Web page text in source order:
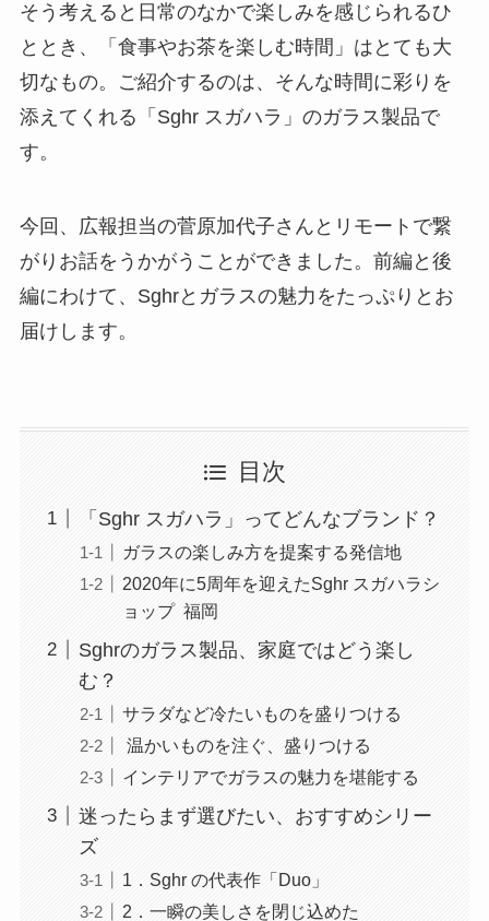
そう考えると日常のなかで楽しみを感じられるひ
ととき、「食事やお茶を楽しむ時間」はとても大
切なもの。ご紹介するのは、そんな時間に彩りを
添えてくれる「Sghr スガハラ」のガラス製品で
す。
今回、広報担当の菅原加代子さんとリモートで繋
がりお話をうかがうことができました。前編と後
編にわけて、Sghrとガラスの魅力をたっぷりとお
届けします。
目次
「Sghr スガハラ」ってどんなブランド？
ガラスの楽しみ方を提案する発信地
2020年に5周年を迎えたSghr スガハラシ
ョップ 福岡
Sghrのガラス製品、家庭ではどう楽し
む？
サラダなど冷たいものを盛りつける
温かいものを注ぐ、盛りつける
インテリアでガラスの魅力を堪能する
迷ったらまず選びたい、おすすめシリー
ズ
1．Sghr の代表作「Duo」
2．一瞬の美しさを閉じ込めた